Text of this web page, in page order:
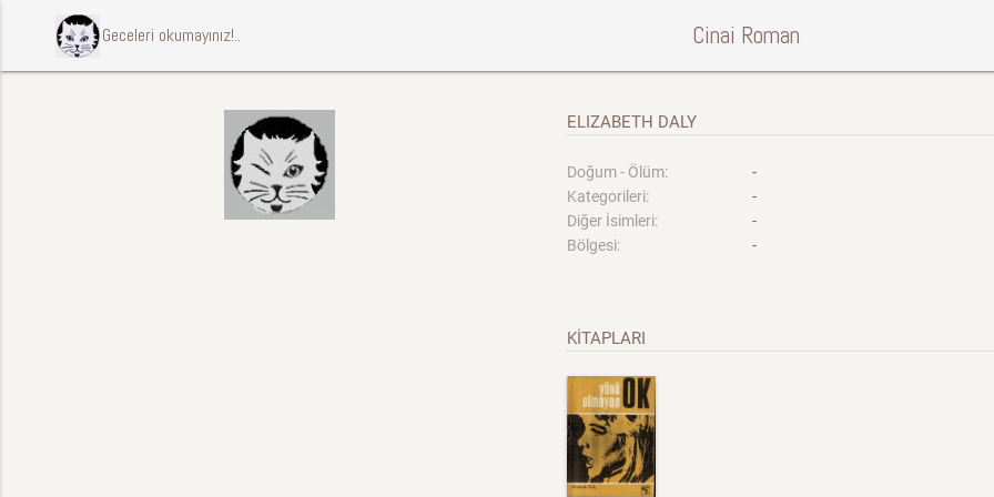
ccccci Geceleri okumayınız!.. Cinai Roman
ELIZABETH DALY
Doğum - Ölüm: -
Kategorileri: -
Diğer İsimleri: -
Bölgesi: -
KİTAPLARI